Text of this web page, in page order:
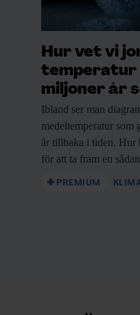
Hur vet vi
temperatur
miljoner år
Ibland ser man
medeltemperatur som
år tillbaka i tiden. Hur
för att ta fram en
PREMIUM